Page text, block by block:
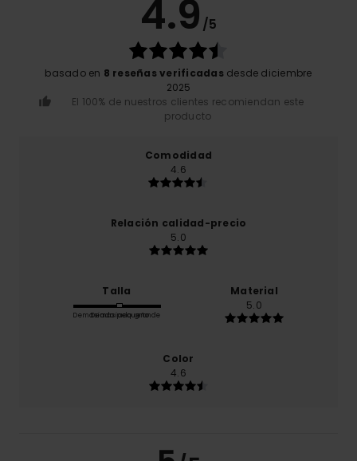
4.9 /5
basado en 8 reseñas verificadas desde diciembre
2025
El 100% de nuestros clientes recomiendan este
producto
Comodidad
4.6
Relación calidad-precio
5.0
Talla
Demasiado pequeño
Demasiado grande
Material
5.0
Color
4.6